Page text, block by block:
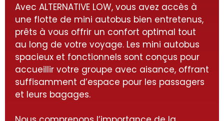
Avec ALTERNATIVE LOW, vous avez accès à
une flotte de mini autobus bien entretenus,
prêts à vous offrir un confort optimal tout
au long de votre voyage. Les mini autobus
spacieux et fonctionnels sont conçus pour
accueillir votre groupe avec aisance, offrant
suffisamment d’espace pour les passagers
et leurs bagages.